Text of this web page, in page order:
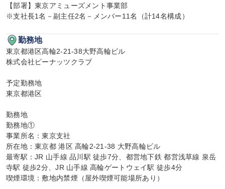
【部署】東京アミューズメント事業部
※支社長1名－副主任2名－メンバー11名（計14名構成）
勤務地
東京都港区高輪2-21-38大野高輪ビル
株式会社ピーナッツクラブ
予定勤務地
東京都港区
勤務地
勤務地①
事業所名：東京支社
所在地：東京都 港区 高輪2-21-38 大野高輪ビル
最寄駅：JR 山手線 品川駅 徒歩7分、都営地下鉄 都営浅草線 泉岳
寺駅 徒歩2分、JR 山手線 高輪ゲートウェイ駅 徒歩4分
喫煙環境：敷地内禁煙（屋外喫煙可能場所あり）